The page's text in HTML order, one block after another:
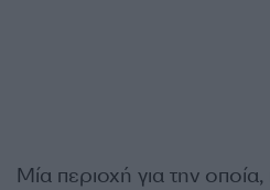
Μία περιοχή για την